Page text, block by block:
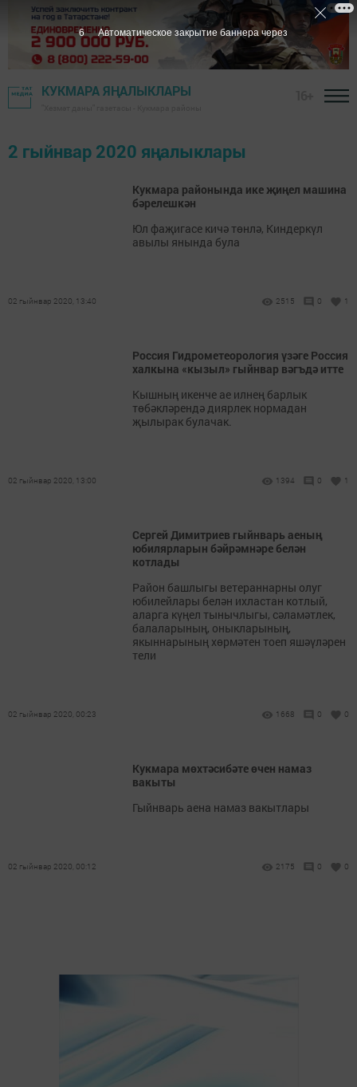
КУКМАРА ЯҢАЛЫКЛАРЫ
2 гыйнвар 2020 яңалыклары
Кукмара районында ике җиңел машина
бәрелешкән
Юл фаҗигасе кичә төнлә, Киндеркүл
авылы янында була
02 гыйнвар 2020, 13:40 2515 0 1
Россия Гидрометеорология үзәге Россия
халкына «кызыл» гыйнвар вәгъдә итте
Кышның икенче ае илнең барлык
төбәкләрендә диярлек нормадан
җылырак булачак.
02 гыйнвар 2020, 13:00 1394 0 1
Сергей Димитриев гыйнварь аеның
юбилярларын бәйрәмнәре белән
котлады
Район башлыгы ветераннарны олуг
юбилейлары белән ихластан котлый,
аларга күңел тынычлыгы, сәламәтлек,
балаларының, оныкларының,
якыннарының хөрмәтен тоеп яшәүләрен
тели
02 гыйнвар 2020, 00:23 1668 0 0
Кукмара мөхтәсибәте өчен намаз
вакыты
Гыйнварь аена намаз вакытлары
02 гыйнвар 2020, 00:12 2175 0 0
5 Автоматическое закрытие баннера через